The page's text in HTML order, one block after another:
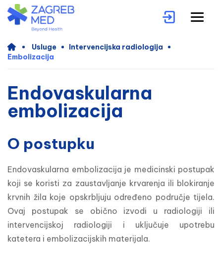
Usluge
Intervencijska radiologija
Embolizacija
Endovaskularna
embolizacija
O postupku
Endovaskularna embolizacija je medicinski postupak
koji se koristi za zaustavljanje krvarenja ili blokiranje
krvnih žila koje opskrbljuju određeno područje tijela.
Ovaj postupak se obično izvodi u radiologiji ili
intervencijskoj radiologiji i uključuje upotrebu
katetera i embolizacijskih materijala.